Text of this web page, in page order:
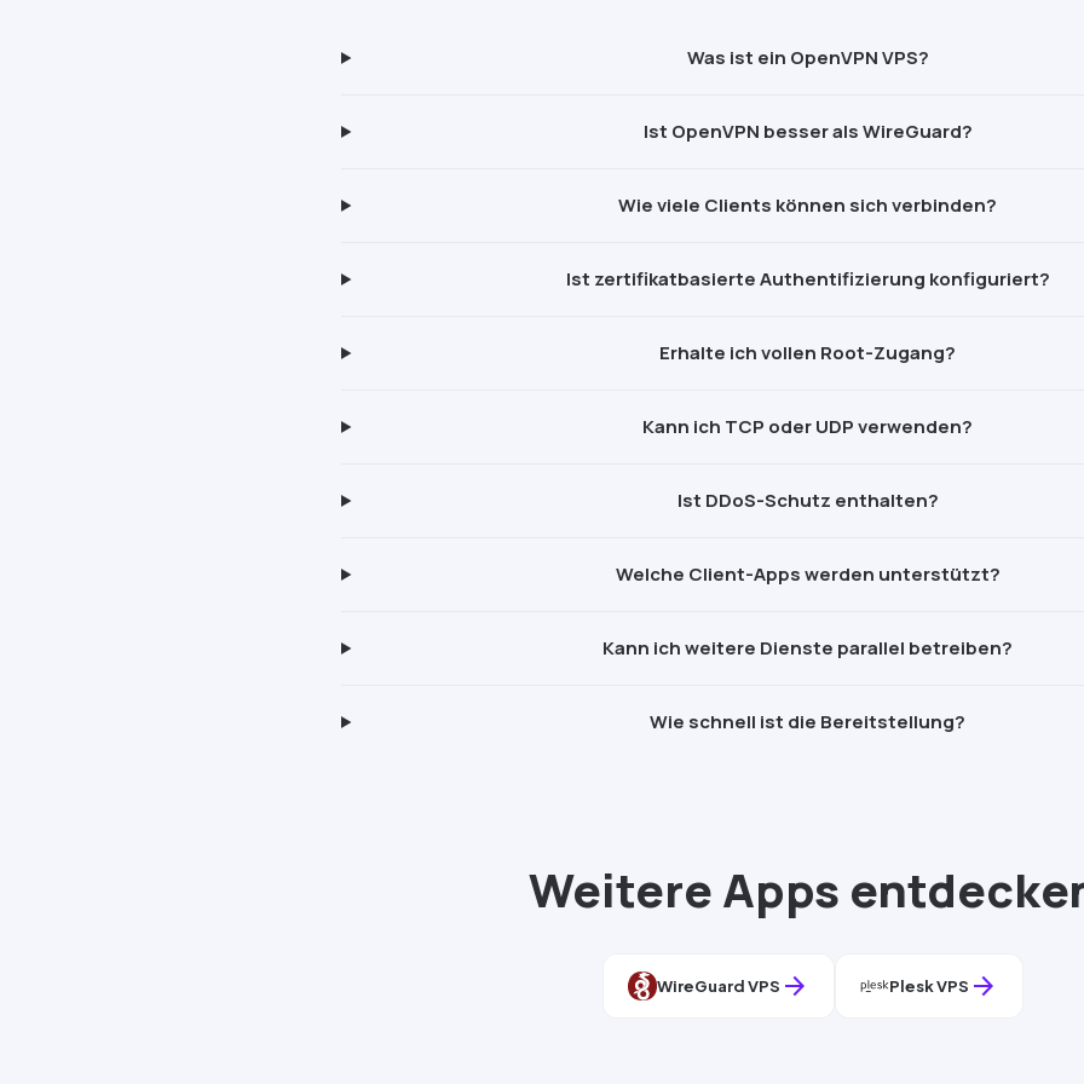
Was ist ein OpenVPNVPS?
Ist OpenVPN besser alsWireGuard?
Wie viele Clients können sich verbinden?
Ist zertifikatbasierte Authentifizierung konfiguriert?
Erhalte ich vollen Root-Zugang?
Kann ich TCP oder UDP verwenden?
Ist DDoS-Schutz enthalten?
Welche Client-Apps werden unterstützt?
Kann ich weitere Dienste parallel betreiben?
Wie schnell ist die Bereitstellung?
Weitere Apps
WireGuardVPS arrow_forward PleskVPS arrow_forward